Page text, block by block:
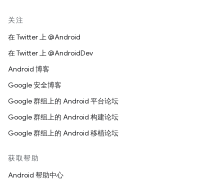
关注
在 Twitter 上 @Android
在 Twitter 上 @AndroidDev
Android 博客
Google 安全博客
Google 群组上的 Android 平台论坛
Google 群组上的 Android 构建论坛
Google 群组上的 Android 移植论坛
获取帮助
Android 帮助中心